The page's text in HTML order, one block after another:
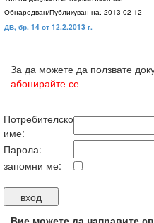
Обнародван/Публикуван на: 2013-02-12
ДВ, бр. 14 от 12.2.2013 г.
За да можете да ползвате
абонирайте се
Потребителско
име:
Парола:
запомни ме:
Вие можете да направите